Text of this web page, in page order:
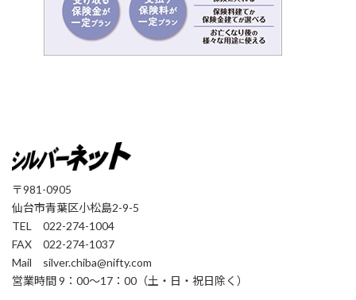
〒981-0905
仙台市青葉区小松島2-9-5
TEL 022-274-1004
FAX 022-274-1037
Mail silver.chiba@nifty.com
営業時間 9：00〜17：00（土・日・祝日除く）